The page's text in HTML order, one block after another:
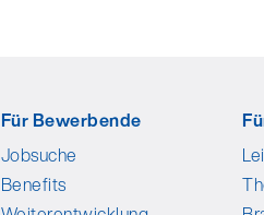
Für Bewerbende
Jobsuche
Benefits